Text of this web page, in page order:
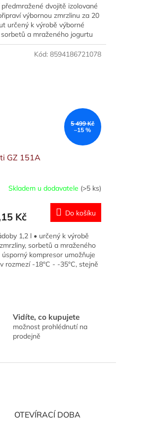
dvojitě izolované
výbornou zmrzlinu za 20
určený k výrobě výborné
sorbetů a mraženého jogurtu
45 min objem...
5 499 Kč
–15 %
GZ 151A
Skladem u dodavatele (>5 ks)
Kč Do košíku
1,2 l • určený k výrobě
sorbetů a mraženého
úsporný kompresor umožňuje
rozmezí -18°C - -35°C, stejně
Kód: 8594186721078
Vidíte, co kupujete
možnost prohlédnutí na
prodejně
OTEVÍRACÍ DOBA